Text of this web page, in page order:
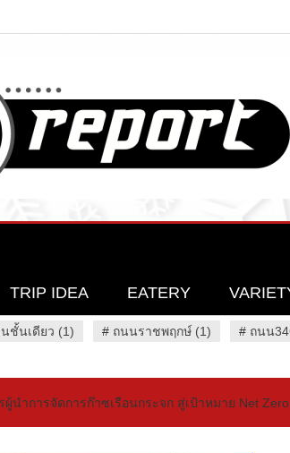
TRIP IDEA EATERY
ชั้นเดียว (1) # ถนนราชพฤกษ์ (1) # ถนน
นำการจัดการก๊าซเรือนกระจก สู่เป้าหมาย Net Zero